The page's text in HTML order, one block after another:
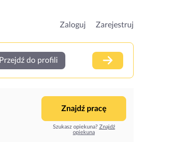
Zaloguj Zarejestruj
Przejdź do profili
Znajdź pracę
Szukasz opiekuna? Znajdź
opiekuna